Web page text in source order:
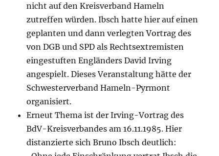
nicht auf den Kreisverband Hameln
zutreffen würden. Ibsch hatte hier auf einen
geplanten und dann verlegten Vortrag des
von DGB und SPD als Rechtsextremisten
eingestuften Engländers David Irving
angespielt. Dieses Veranstaltung hätte der
Schwesterverband Hameln-Pyrmont
organisiert.
Erneut Thema ist der Irving-Vortrag des
BdV-Kreisverbandes am 16.11.1985. Hier
distanzierte sich Bruno Ibsch deutlich: